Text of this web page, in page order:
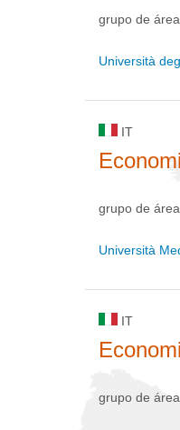
grupo de
Università
IT
grupo de
Università
IT
grupo de